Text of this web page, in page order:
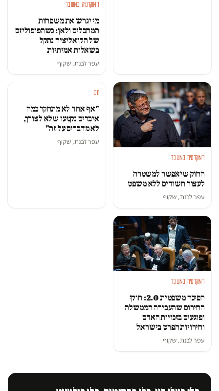
דמוקרטיה במשבר
מי יגרש את משפחות
המחבלים ולאן: כשהפופוליזם
של הקואליציה נתקל
בשאלות אמיתיות
עפר לבנת, שקוף
דמוקרטיה במשבר
החוק שיאפשר למשטרה
לעצור חשודים ללא משפט
עפר לבנת, שקוף
חם
"אף אחד לא מתחקר כמה
איברים נקטעו שלא לצורך,
לא מדברים על זה"
עפר לבנת, שקוף
דמוקרטיה במשבר
הפיכה משפטית 2.0: חוקי
החירום שהעבירה הממשלה
ופוגעים בזכויות האדם
וחירויות הפרט בישראל
עפר לבנת, שקוף